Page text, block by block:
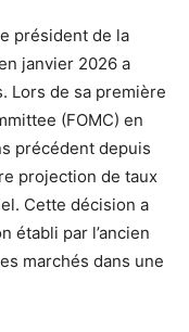
président de la
janvier 2026 a
Lors de sa première
(FOMC) en
précédent depuis
projection de taux
Cette décision a
établi par l’ancien
marchés dans une